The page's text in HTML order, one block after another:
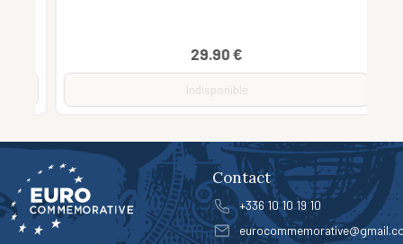
29.90 €
Indisponible
Contact
+336 10 10 19 10